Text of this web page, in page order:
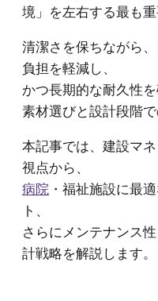
境」を左右する最も
清潔さを保ちながら
負担を軽減し、
かつ長期的な耐久性を
素材選びと設計段階
本記事では、建設マ
視点から、
病院 ・福祉施設に最
ト、
さらにメンテナンス
計戦略を解説します。